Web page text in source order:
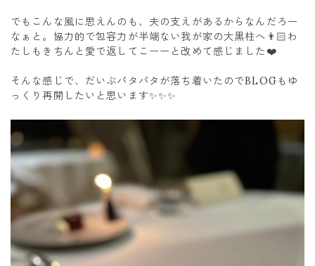
でもこんな風に思えんのも、夫の支えがあるからなんだろー
なぁと。協力的で包容力が半端ない我が家の大黒柱へ👨🏻わ
たしもきちんと愛で返してこーーと改めて感じました❤️
そんな感じで、だいぶパタパタが落ち着いたのでBLOGもゆ
っくり再開したいと思います✨✨✨